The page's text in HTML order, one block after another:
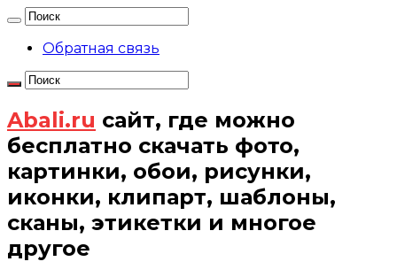
Обратная связь
Abali.ru сайт, где можно
бесплатно скачать фото,
картинки, обои, рисунки,
иконки, клипарт, шаблоны,
сканы, этикетки и многое
другое